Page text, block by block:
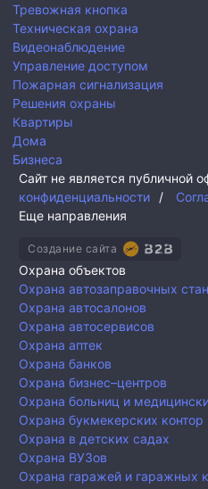
Тревожная кнопка
Техническая охрана
Видеонаблюдение
Управление доступом
Пожарная сигнализация
Решения охраны
Квартиры
Дома
Бизнеса
Сайт не является публичной
конфиденциальности
/
Еще направления
Создание сайта
Охрана объектов
Охрана автозаправочных
Охрана автосалонов
Охрана автосервисов
Охрана аптек
Охрана банков
Охрана бизнес–центров
Охрана больниц и
Охрана букмекерских контор
Охрана в детских садах
Охрана ВУЗов
Охрана гаражей и гаражных